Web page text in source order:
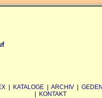
KATALOGE ARCHIV
KONTAKT